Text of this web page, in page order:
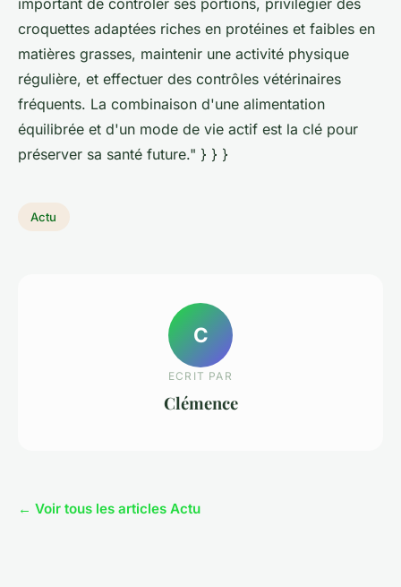
important de contrôler ses portions, privilégier des
croquettes adaptées riches en protéines et faibles en
matières grasses, maintenir une activité physique
régulière, et effectuer des contrôles vétérinaires
fréquents. La combinaison d'une alimentation
équilibrée et d'un mode de vie actif est la clé pour
préserver sa santé future." } } }
Actu
C
ECRIT PAR
Clémence
← Voir tous les articles Actu